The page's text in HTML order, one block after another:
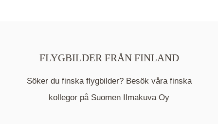
Mappen är en medelpunkt över fotat område och
kommer nu visa de fastigheter som finns just här.
FLYGBILDER FRÅN FINLAND
Söker du finska flygbilder? Besök våra finska
kollegor på Suomen Ilmakuva Oy